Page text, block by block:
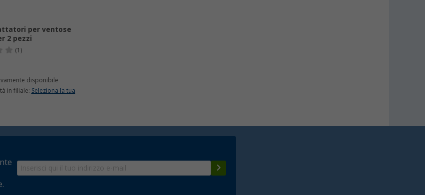
per ventose
2 pezzi
(1)
disponibile
in filiale: Seleziona la tua